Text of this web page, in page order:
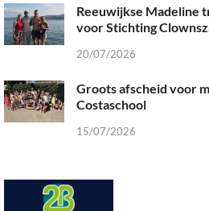
Reeuwijkse Madeline
voor Stichting
20/07/2026
Groots afscheid voor
Costaschool
15/07/2026